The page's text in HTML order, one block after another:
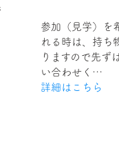
参加（見学）を
れる時は、持ち
りますので先ず
い合わせく…
詳細はこちら